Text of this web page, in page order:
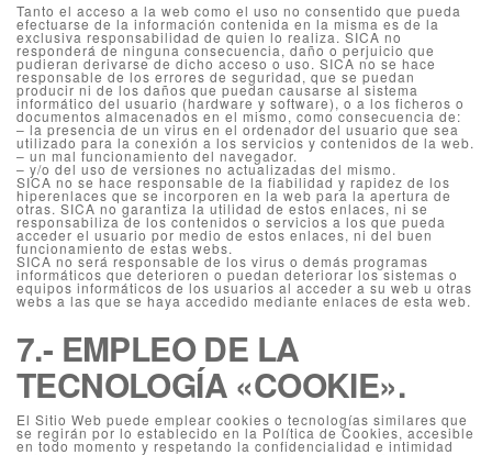
Tanto el acceso a la web como el uso no consentido que pueda
efectuarse de la información contenida en la misma es de la
exclusiva responsabilidad de quien lo realiza. SICA no
responderá de ninguna consecuencia, daño o perjuicio que
pudieran derivarse de dicho acceso o uso. SICA no se hace
responsable de los errores de seguridad, que se puedan
producir ni de los daños que puedan causarse al sistema
informático del usuario (hardware y software), o a los ficheros o
documentos almacenados en el mismo, como consecuencia de:
– la presencia de un virus en el ordenador del usuario que sea
utilizado para la conexión a los servicios y contenidos de la web.
– un mal funcionamiento del navegador.
– y/o del uso de versiones no actualizadas del mismo.
SICA no se hace responsable de la fiabilidad y rapidez de los
hiperenlaces que se incorporen en la web para la apertura de
otras. SICA no garantiza la utilidad de estos enlaces, ni se
responsabiliza de los contenidos o servicios a los que pueda
acceder el usuario por medio de estos enlaces, ni del buen
funcionamiento de estas webs.
SICA no será responsable de los virus o demás programas
informáticos que deterioren o puedan deteriorar los sistemas o
equipos informáticos de los usuarios al acceder a su web u otras
webs a las que se haya accedido mediante enlaces de esta web.
7.- EMPLEO DE LA
TECNOLOGÍA «COOKIE».
El Sitio Web puede emplear cookies o tecnologías similares que
se regirán por lo establecido en la Política de Cookies, accesible
en todo momento y respetando la confidencialidad e intimidad